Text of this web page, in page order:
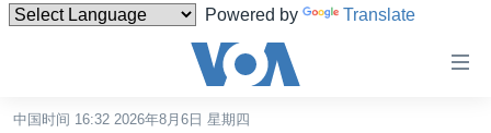
Powered by Translate
碍中国时间 16:32 2026年8月6日 星期四